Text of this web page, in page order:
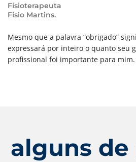
Fisioterapeuta
Fisio Martins.
Mesmo que a palavra “obrigado”
expressará por inteiro o quanto seu
profissional foi importante para mim.
alguns de